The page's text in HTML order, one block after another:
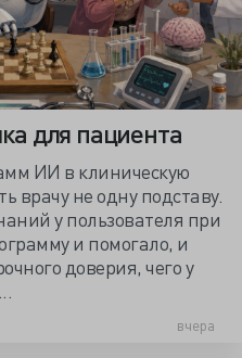
для пациента
ИИ в клиническую
врачу не одну подставу.
у пользователя при
и помогало, и
доверия, чего у
вчера